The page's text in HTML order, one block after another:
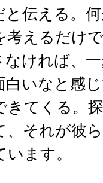
伝える。
考えるだけ
ければ、
白いなと感
きてくる。
、それが彼
ます。